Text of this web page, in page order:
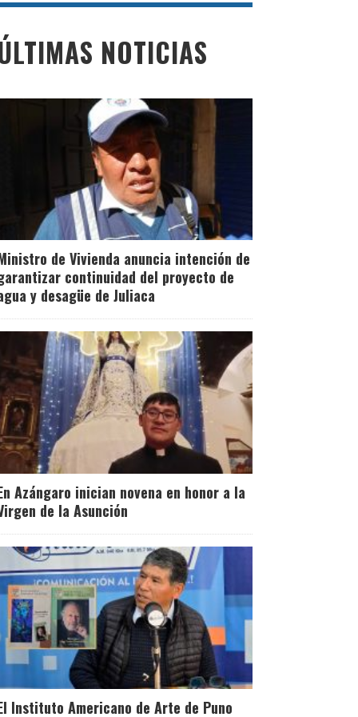
NOTICIAS
de Vivienda anuncia intención de
continuidad del proyecto de
y desagüe de Juliaca
Azángaro inician novena en honor a la
de la Asunción
Instituto Americano de Arte de Puno